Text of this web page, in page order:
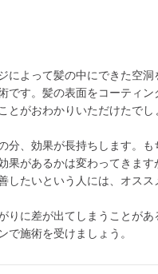
によって髪の中にできた空
です。髪の表面をコーティン
とがおわかりいただけたでし
分、効果が長持ちします。
果があるかは変わってきま
したいという人には、オスス
りに差が出てしまうことが
で施術を受けましょう。